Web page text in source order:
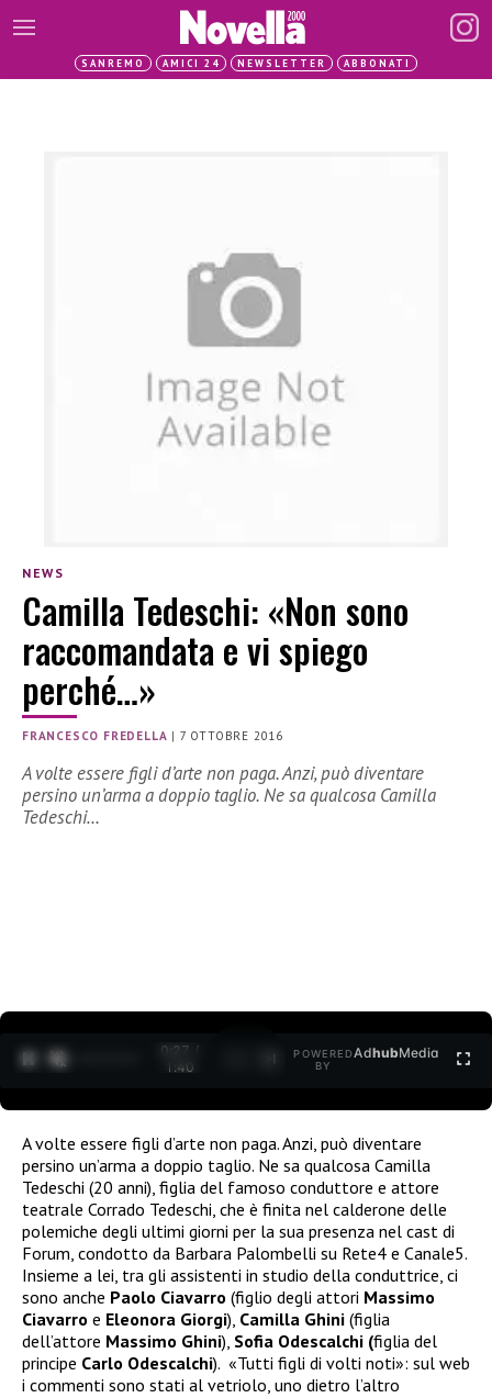
SANREMO AMICI 24 NEWSLETTER ABBONATI
NEWS
Camilla Tedeschi: «Non sono
raccomandata e vi spiego
perché…»
FRANCESCO FREDELLA | 7 OTTOBRE 2016
A volte essere figli d’arte non paga. Anzi, può diventare
persino un’arma a doppio taglio. Ne sa qualcosa Camilla
Tedeschi…
0:28 /
1:40
POWERED
BY
AdhubMedia
A volte essere figli d’arte non paga. Anzi, può diventare
persino un’arma a doppio taglio. Ne sa qualcosa Camilla
Tedeschi (20 anni), figlia del famoso conduttore e attore
teatrale Corrado Tedeschi, che è finita nel calderone delle
polemiche degli ultimi giorni per la sua presenza nel cast di
Forum, condotto da Barbara Palombelli su Rete4 e Canale5.
Insieme a lei, tra gli assistenti in studio della conduttrice, ci
sono anche Paolo Ciavarro (figlio degli attori Massimo
Ciavarro e Eleonora Giorgi), Camilla Ghini (figlia
dell’attore Massimo Ghini), Sofia Odescalchi (figlia del
principe Carlo Odescalchi). «Tutti figli di volti noti»: sul web
i commenti sono stati al vetriolo, uno dietro l’altro